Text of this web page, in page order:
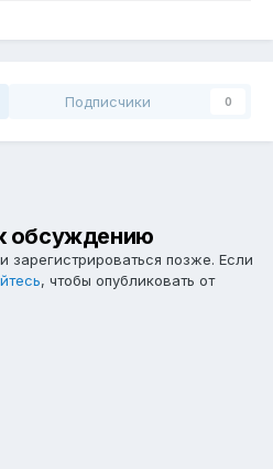
Подписчики 0
обсуждению
зарегистрироваться позже. Если
, чтобы опубликовать от